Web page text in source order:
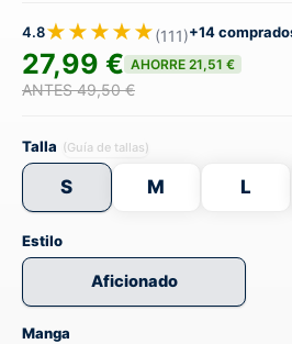
4.8★★★★★(111)+14
27,99 € AHORRE 21,51 €
ANTES 49,50 €
Talla (Guía de tallas)
S M L
Estilo
Aficionado
Manga